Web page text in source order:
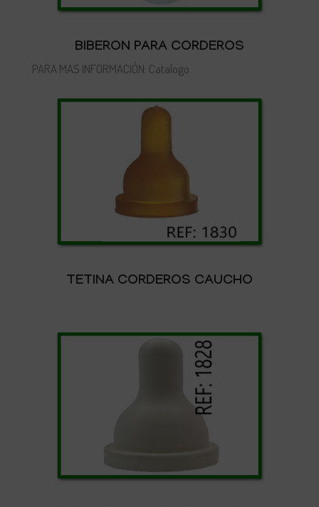
BIBERON PARA CORDEROS
PARA MAS INFORMACIÓN: Catalogo
TETINA CORDEROS CAUCHO